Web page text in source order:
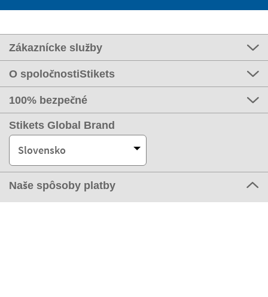
Zákaznícke služby
O spoločnostiStikets
100% bezpečné
Stikets Global Brand
Slovensko
Naše spôsoby platby